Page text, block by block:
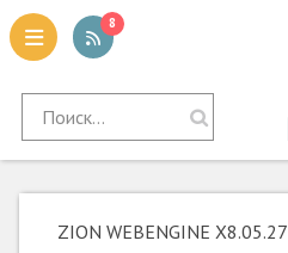
8
ZION WEBENGINE X8.05.27